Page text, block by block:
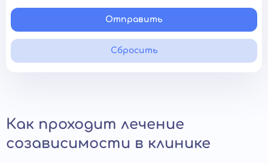
Отправить
Сбросить
Как проходит лечение
созависимости в клинике